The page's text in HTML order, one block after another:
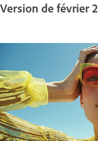
Version de février